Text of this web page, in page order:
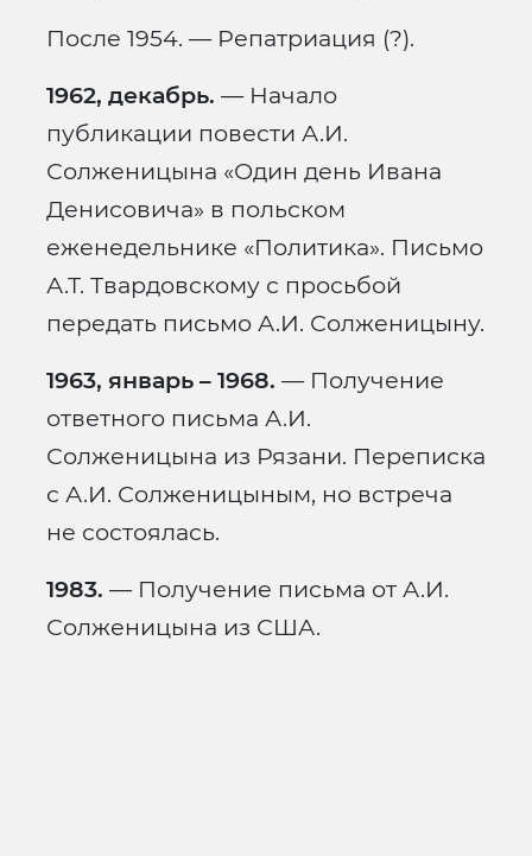
После 1954. — Репатриация (?).
1962, декабрь. — Начало
публикации повести А.И.
Солженицына «Один день Ивана
Денисовича» в польском
еженедельнике «Политика». Письмо
А.Т. Твардовскому с просьбой
передать письмо А.И. Солженицыну.
1963, январь – 1968. — Получение
ответного письма А.И.
Солженицына из Рязани. Переписка
с А.И. Солженицыным, но встреча
не состоялась.
1983. — Получение письма от А.И.
Солженицына из США.